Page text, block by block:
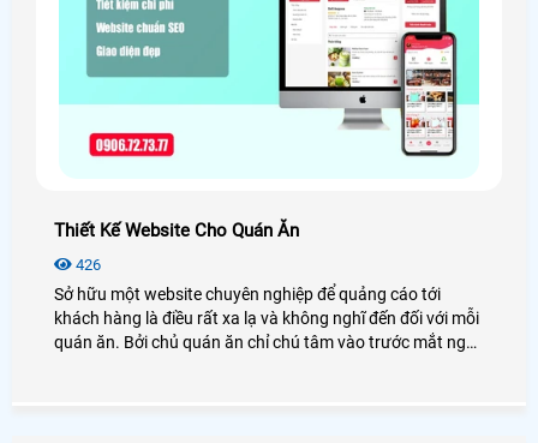
Thiết Kế Website Cho Quán Ăn
426
Sở hữu một website chuyên nghiệp để quảng cáo tới
khách hàng là điều rất xa lạ và không nghĩ đến đối với mỗi
quán ăn. Bởi chủ quán ăn chỉ chú tâm vào trước mắt ngày